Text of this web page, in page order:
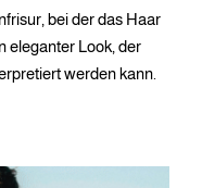
bei der das Haar
eleganter Look, der
werden kann.